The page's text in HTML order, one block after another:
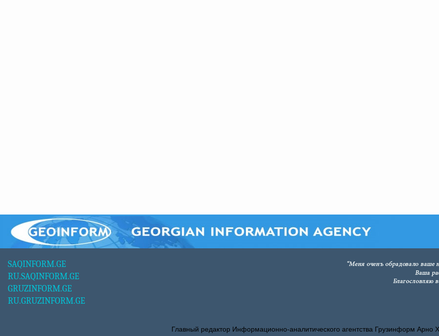
SAQINFORM.GE
RU.SAQINFORM.GE
GRUZINFORM.GE
RU.GRUZINFORM.GE
Главный редактор Информационно-аналитического агентства Грузинформ Арно